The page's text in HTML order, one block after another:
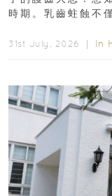
時期。乳齒蛀蝕不
31st July, 2026 ｜ In